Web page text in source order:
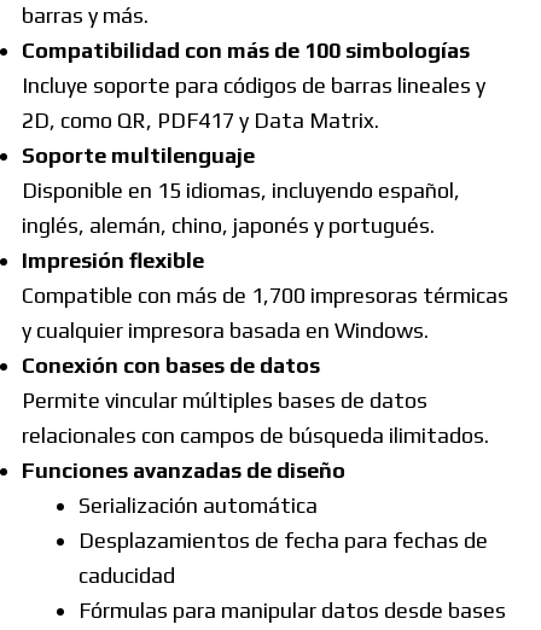
barras y más.
Compatibilidad con más de 100 simbologías
Incluye soporte para códigos de barras lineales y
2D, como QR, PDF417 y Data Matrix.
Soporte multilenguaje
Disponible en 15 idiomas, incluyendo español,
inglés, alemán, chino, japonés y portugués.
Impresión flexible
Compatible con más de 1,700 impresoras térmicas
y cualquier impresora basada en Windows.
Conexión con bases de datos
Permite vincular múltiples bases de datos
relacionales con campos de búsqueda ilimitados.
Funciones avanzadas de diseño
Serialización automática
Desplazamientos de fecha para fechas de
caducidad
Fórmulas para manipular datos desde bases